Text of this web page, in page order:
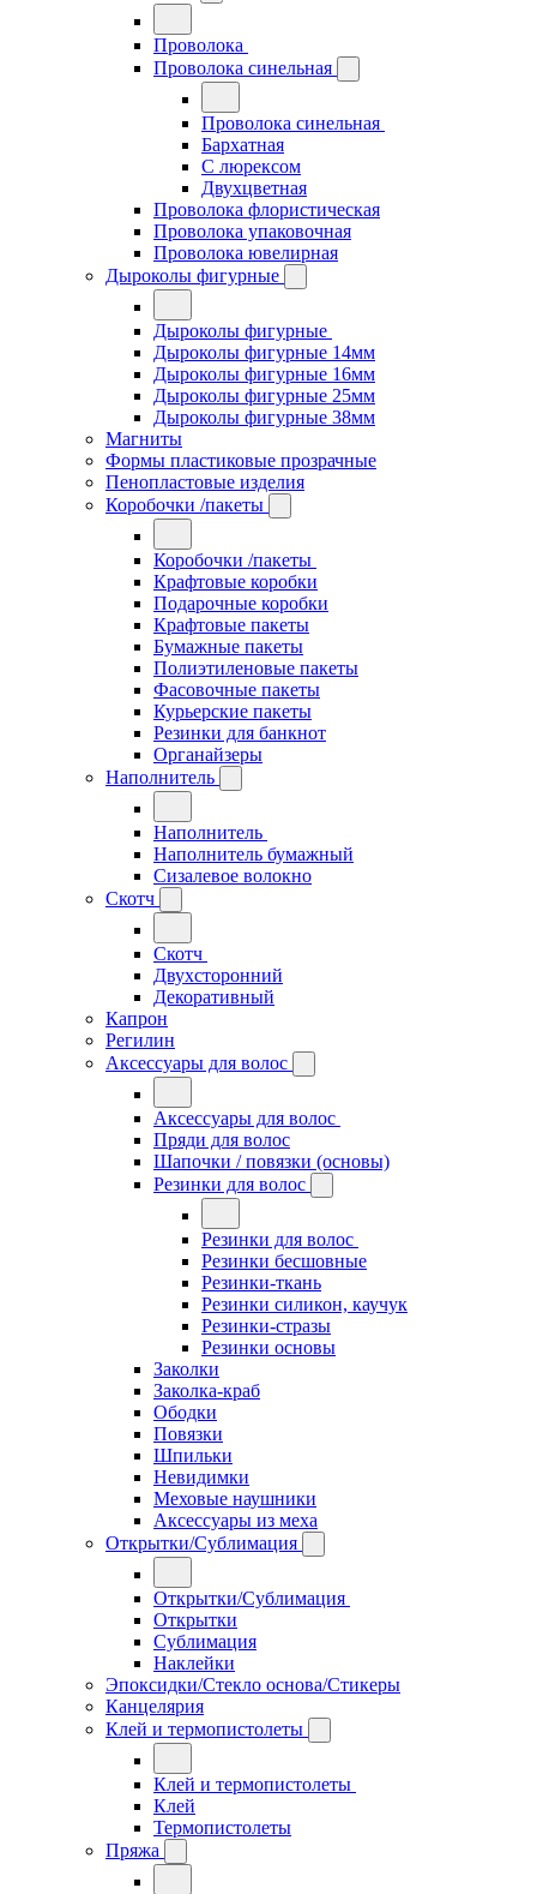
Проволока
Проволока синельная
Проволока синельная
Бархатная
С люрексом
Двухцветная
Проволока флористическая
Проволока упаковочная
Проволока ювелирная
Дыроколы фигурные
Дыроколы фигурные
Дыроколы фигурные 14мм
Дыроколы фигурные 16мм
Дыроколы фигурные 25мм
Дыроколы фигурные 38мм
Магниты
Формы пластиковые прозрачные
Пенопластовые изделия
Коробочки /пакеты
Коробочки /пакеты
Крафтовые коробки
Подарочные коробки
Крафтовые пакеты
Бумажные пакеты
Полиэтиленовые пакеты
Фасовочные пакеты
Курьерские пакеты
Резинки для банкнот
Органайзеры
Наполнитель
Наполнитель
Наполнитель бумажный
Сизалевое волокно
Скотч
Скотч
Двухсторонний
Декоративный
Капрон
Регилин
Аксессуары для волос
Аксессуары для волос
Пряди для волос
Шапочки / повязки (основы)
Резинки для волос
Резинки для волос
Резинки бесшовные
Резинки-ткань
Резинки силикон, каучук
Резинки-стразы
Резинки основы
Заколки
Заколка-краб
Ободки
Повязки
Шпильки
Невидимки
Меховые наушники
Аксессуары из меха
Открытки/Сублимация
Открытки/Сублимация
Открытки
Сублимация
Наклейки
Эпоксидки/Стекло основа/Стикеры
Канцелярия
Клей и термопистолеты
Клей и термопистолеты
Клей
Термопистолеты
Пряжа